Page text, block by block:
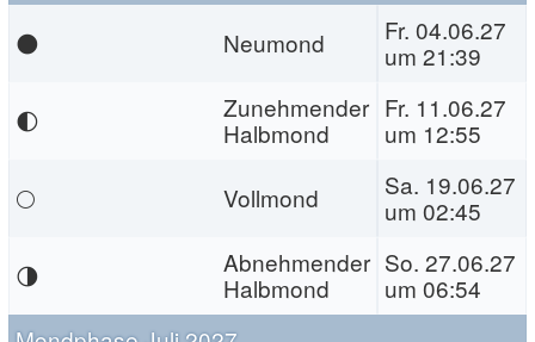
🌑
Neumond
Fr. 04.06.27
um 21:39
🌓
Zunehmender
Halbmond
Fr. 11.06.27
um 12:55
🌕
Vollmond
Sa. 19.06.27
um 02:45
🌗
Abnehmender
Halbmond
So. 27.06.27
um 06:54